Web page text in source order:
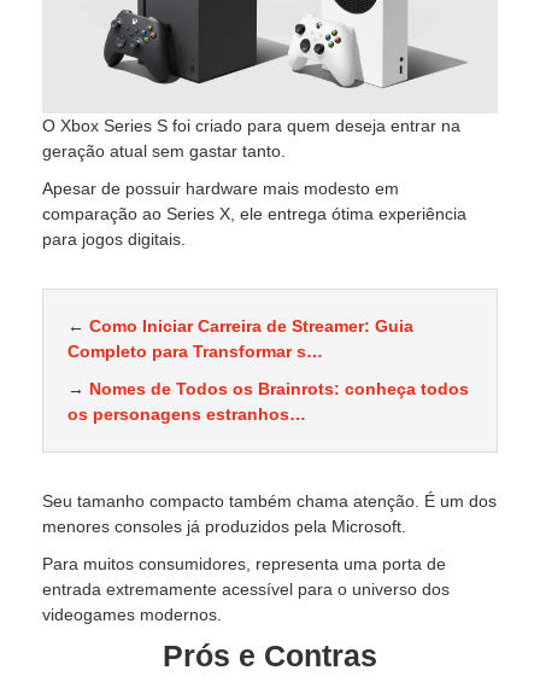
O Xbox Series S foi criado para quem deseja entrar na
geração atual sem gastar tanto.
Apesar de possuir hardware mais modesto em
comparação ao Series X, ele entrega ótima experiência
para jogos digitais.
← Como Iniciar Carreira de Streamer: Guia
Completo para Transformar s…
→ Nomes de Todos os Brainrots: conheça todos
os personagens estranhos…
Seu tamanho compacto também chama atenção. É um dos
menores consoles já produzidos pela Microsoft.
Para muitos consumidores, representa uma porta de
entrada extremamente acessível para o universo dos
videogames modernos.
Prós e Contras